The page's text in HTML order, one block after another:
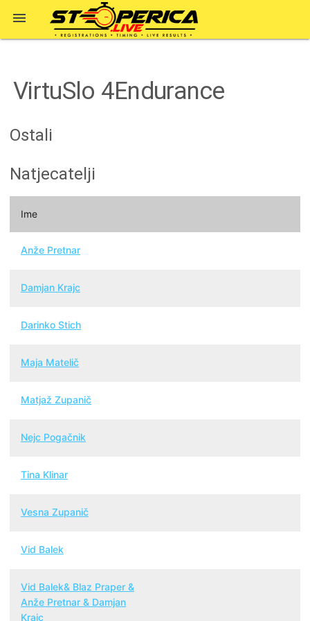

VirtuSlo 4Endurance
Ostali
Natjecatelji
Ime
Anže Pretnar
Damjan Krajc
Darinko Stich
Maja Matelič
Matjaž Zupanič
Nejc Pogačnik
Tina Klinar
Vesna Zupanič
Vid Balek
Vid Balek& Blaz Praper &
Anže Pretnar & Damjan
Krajc